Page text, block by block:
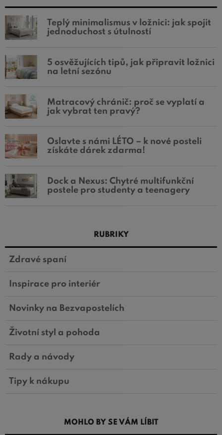
Teplý minimalismus v ložnici: jak spojit
jednoduchost s útulností
5 osvěžujících tipů, jak připravit ložnici
na letní sezónu
Matracový chránič: proč se vyplatí a
jak vybrat ten pravý?
Oslavte s námi LÉTO – k nové posteli
získáte dárek zdarma!
Dock a Nexus: Chytré multifunkční
postele pro studenty a teenagery
RUBRIKY
Zdravé spaní
Inspirace pro interiér
Novinky na Bezvapostelích
Životní styl a pohoda
Rady a návody
Tipy k nákupu
MOHLO BY SE VÁM LÍBIT